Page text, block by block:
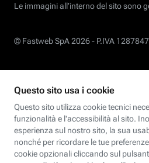
Le immagini all’interno del sito sono
© Fastweb SpA 2026 - P.IVA